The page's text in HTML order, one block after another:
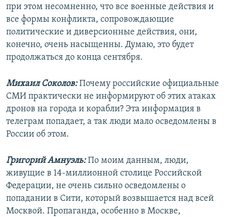
при этом несомненно, что все военные действия и
все формы конфликта, сопровождающие
политические и диверсионные действия, они,
конечно, очень насыщенны. Думаю, это будет
продолжаться до конца сентября.
Михаил Соколов:Почему российские официальные
СМИ практически не информируют об этих атаках
дронов на города и корабли? Эта информация в
телеграм попадает, а так люди мало осведомлены в
России об этом.
Григорий Амнуэль:По моим данным, люди,
живущие в 14-миллионной столице Российской
Федерации, не очень сильно осведомлены о
попадании в Сити, который возвышается над всей
Москвой. Пропаганда, особенно в Москве,